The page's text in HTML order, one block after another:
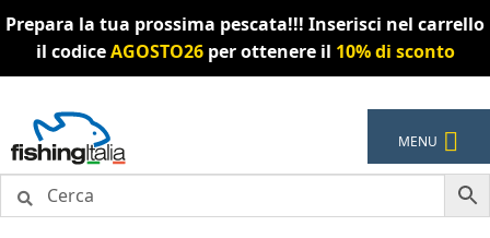
Prepara la tua prossima pescata!!! Inserisci nel carrello
il codiceAGOSTO26per ottenere il 10% di sconto
alla
navigazione
al
contenuto
MENU